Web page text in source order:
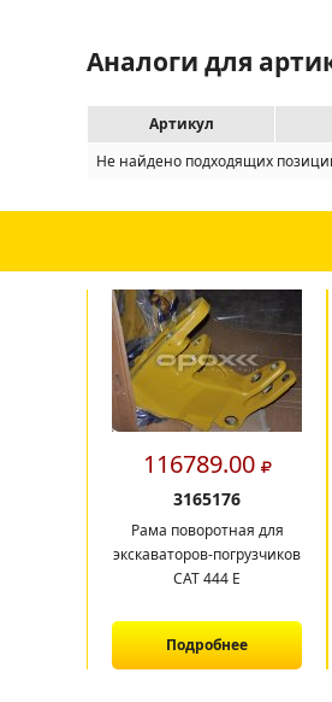
Аналоги для
Артикул
Не найдено подходящих
116789.00
3165176
Рама поворотная для
экскаваторов-погрузчиков
САТ 444 E
Подробнее